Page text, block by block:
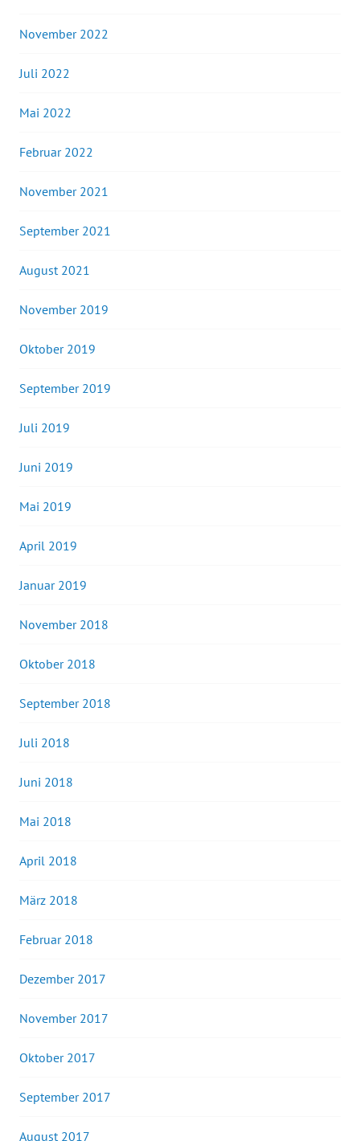
November 2022
Juli 2022
Mai 2022
Februar 2022
November 2021
September 2021
August 2021
November 2019
Oktober 2019
September 2019
Juli 2019
Juni 2019
Mai 2019
April 2019
Januar 2019
November 2018
Oktober 2018
September 2018
Juli 2018
Juni 2018
Mai 2018
April 2018
März 2018
Februar 2018
Dezember 2017
November 2017
Oktober 2017
September 2017
August 2017